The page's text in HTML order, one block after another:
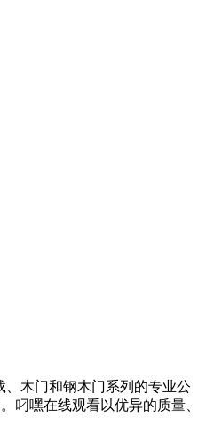
、木门和钢木门系列的专业公
叼嘿在线观看以优异的质量、